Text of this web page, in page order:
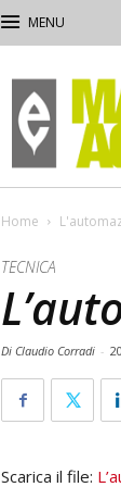
Macchine
Agricole
Home
TECNICA
Di Claudio Corradi -
Scarica il file: